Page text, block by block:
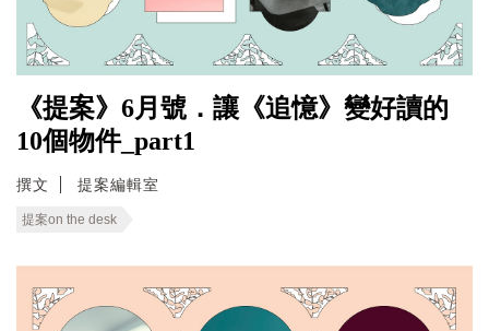
《提案》6月號．讓《追憶》變好讀的
10個物件_part1
撰文 提案編輯室
提案on the desk